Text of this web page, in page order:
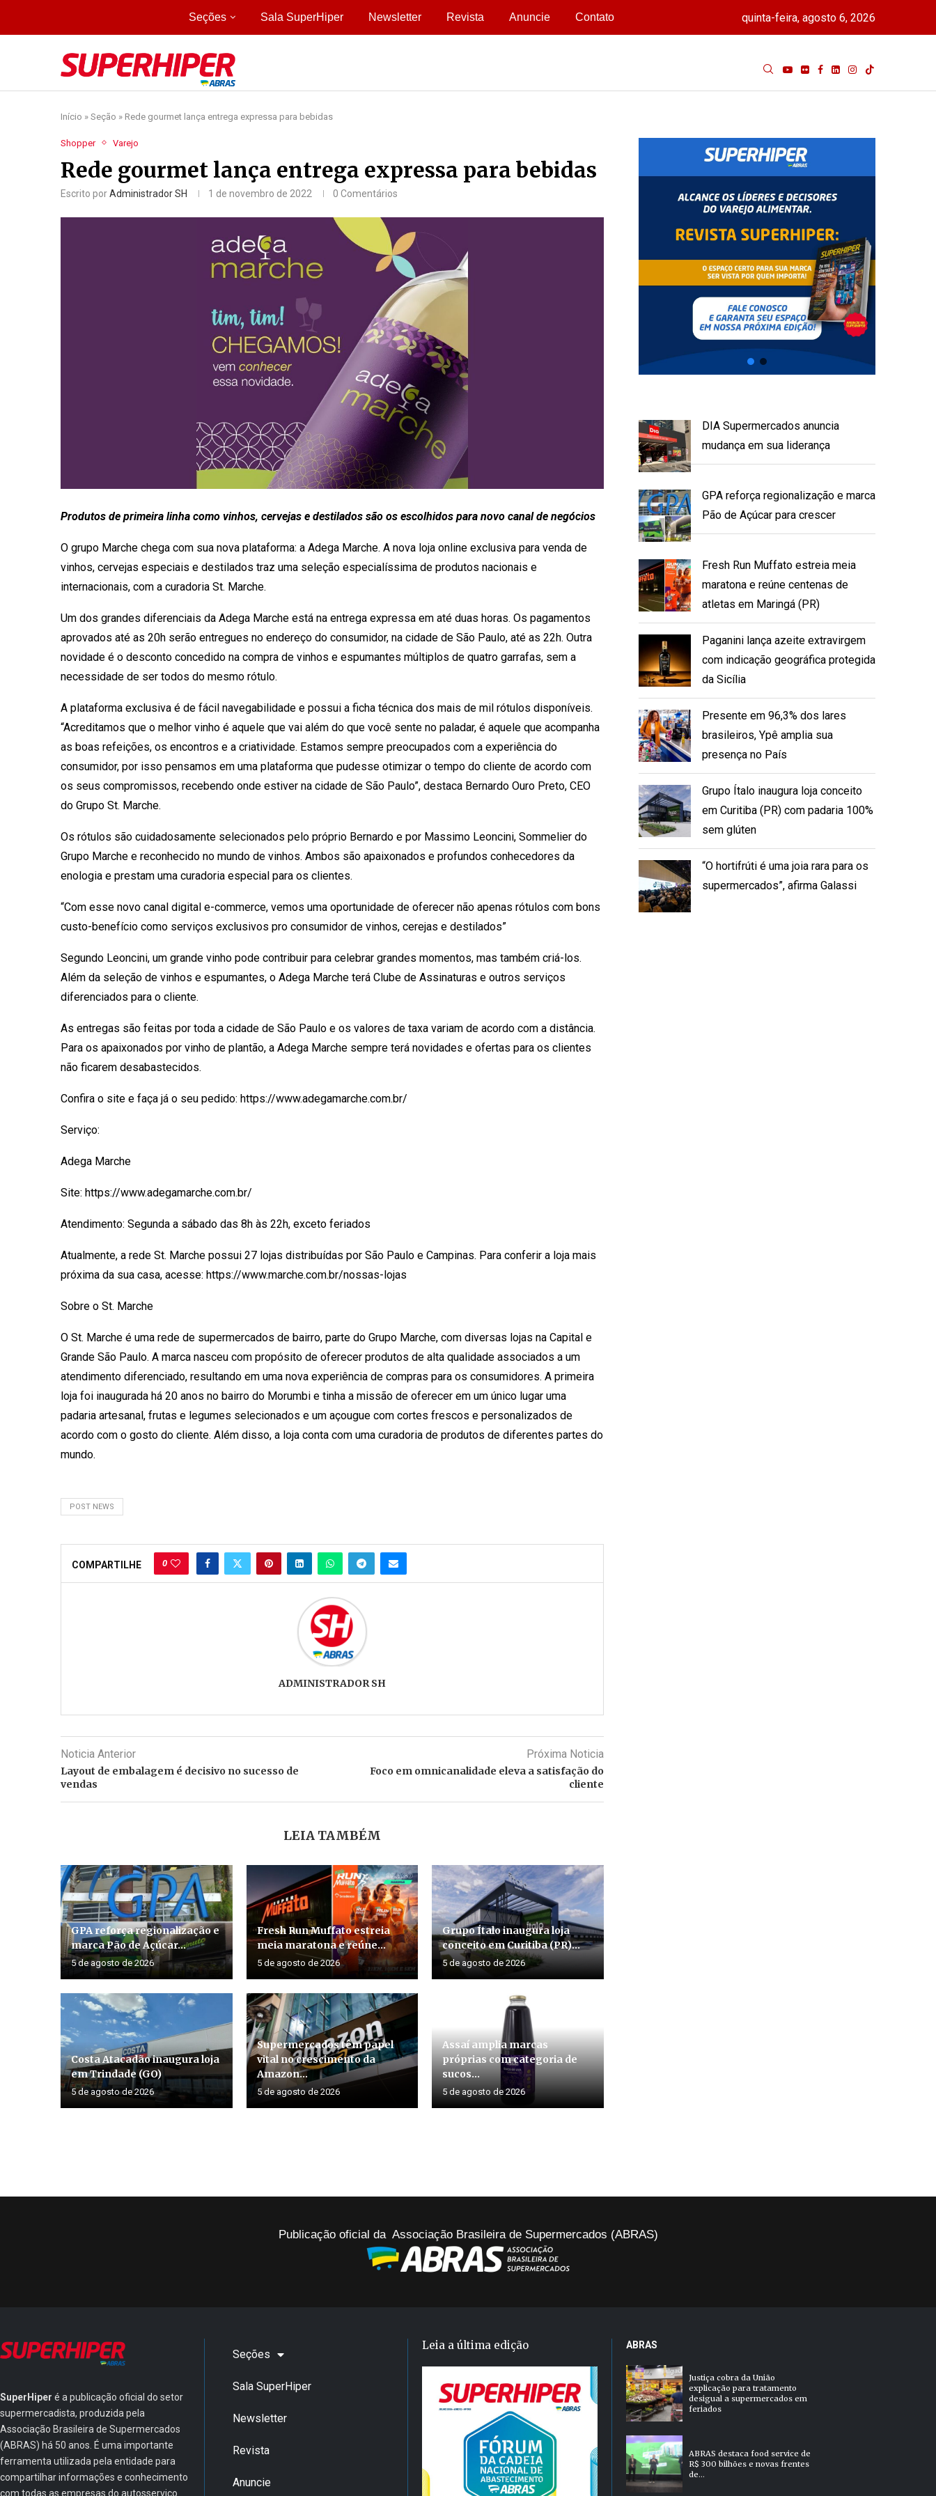
Seções Sala SuperHiper Newsletter Revista Anuncie Contato quinta-feira, agosto 6, 2026
Início » Seção » Rede gourmet lança entrega expressa para bebidas
Shopper Varejo
Rede gourmet lança entrega expressa para bebidas
Escrito porAdministrador SH 1 de novembro de 2022 0 Comentários
Produtos de primeira linha como vinhos, cervejas e destilados são os escolhidos para novo canal de negócios
O grupo Marche chega com sua nova plataforma: a Adega Marche. A nova loja online exclusiva para venda de
vinhos, cervejas especiais e destilados traz uma seleção especialíssima de produtos nacionais e
internacionais, com a curadoria St. Marche.
Um dos grandes diferenciais da Adega Marche está na entrega expressa em até duas horas. Os pagamentos
aprovados até as 20h serão entregues no endereço do consumidor, na cidade de São Paulo, até as 22h. Outra
novidade é o desconto concedido na compra de vinhos e espumantes múltiplos de quatro garrafas, sem a
necessidade de ser todos do mesmo rótulo.
A plataforma exclusiva é de fácil navegabilidade e possui a ficha técnica dos mais de mil rótulos disponíveis.
“Acreditamos que o melhor vinho é aquele que vai além do que você sente no paladar, é aquele que acompanha
as boas refeições, os encontros e a criatividade. Estamos sempre preocupados com a experiência do
consumidor, por isso pensamos em uma plataforma que pudesse otimizar o tempo do cliente de acordo com
os seus compromissos, recebendo onde estiver na cidade de São Paulo”, destaca Bernardo Ouro Preto, CEO
do Grupo St. Marche.
Os rótulos são cuidadosamente selecionados pelo próprio Bernardo e por Massimo Leoncini, Sommelier do
Grupo Marche e reconhecido no mundo de vinhos. Ambos são apaixonados e profundos conhecedores da
enologia e prestam uma curadoria especial para os clientes.
“Com esse novo canal digital e-commerce, vemos uma oportunidade de oferecer não apenas rótulos com bons
custo-benefício como serviços exclusivos pro consumidor de vinhos, cerejas e destilados”
Segundo Leoncini, um grande vinho pode contribuir para celebrar grandes momentos, mas também criá-los.
Além da seleção de vinhos e espumantes, o Adega Marche terá Clube de Assinaturas e outros serviços
diferenciados para o cliente.
As entregas são feitas por toda a cidade de São Paulo e os valores de taxa variam de acordo com a distância.
Para os apaixonados por vinho de plantão, a Adega Marche sempre terá novidades e ofertas para os clientes
não ficarem desabastecidos.
Confira o site e faça já o seu pedido: https://www.adegamarche.com.br/
Serviço:
Adega Marche
Site: https://www.adegamarche.com.br/
Atendimento: Segunda a sábado das 8h às 22h, exceto feriados
Atualmente, a rede St. Marche possui 27 lojas distribuídas por São Paulo e Campinas. Para conferir a loja mais
próxima da sua casa, acesse: https://www.marche.com.br/nossas-lojas
Sobre o St. Marche
O St. Marche é uma rede de supermercados de bairro, parte do Grupo Marche, com diversas lojas na Capital e
Grande São Paulo. A marca nasceu com propósito de oferecer produtos de alta qualidade associados a um
atendimento diferenciado, resultando em uma nova experiência de compras para os consumidores. A primeira
loja foi inaugurada há 20 anos no bairro do Morumbi e tinha a missão de oferecer em um único lugar uma
padaria artesanal, frutas e legumes selecionados e um açougue com cortes frescos e personalizados de
acordo com o gosto do cliente. Além disso, a loja conta com uma curadoria de produtos de diferentes partes do
mundo.
POST NEWS
COMPARTILHE 0
ADMINISTRADOR SH
Noticia Anterior
Layout de embalagem é decisivo no sucesso de
vendas
Próxima Noticia
Foco em omnicanalidade eleva a satisfação do
cliente
LEIA TAMBÉM
GPA reforça regionalização e
marca Pão de Açúcar...
5 de agosto de 2026
Fresh Run Muffato estreia
meia maratona e reúne...
5 de agosto de 2026
Grupo Ítalo inaugura loja
conceito em Curitiba (PR)...
5 de agosto de 2026
Costa Atacadão inaugura loja
em Trindade (GO)
5 de agosto de 2026
Supermercados têm papel
vital no crescimento da
Amazon...
5 de agosto de 2026
Assaí amplia marcas
próprias com categoria de
sucos...
5 de agosto de 2026
DIA Supermercados anuncia
mudança em sua liderança
GPA reforça regionalização e marca
Pão de Açúcar para crescer
Fresh Run Muffato estreia meia
maratona e reúne centenas de
atletas em Maringá (PR)
Paganini lança azeite extravirgem
com indicação geográfica protegida
da Sicília
Presente em 96,3% dos lares
brasileiros, Ypê amplia sua
presença no País
Grupo Ítalo inaugura loja conceito
em Curitiba (PR) com padaria 100%
sem glúten
“O hortifrúti é uma joia rara para os
supermercados”, afirma Galassi
Publicação oficial da Associação Brasileira de Supermercados (ABRAS)
SuperHiper é a publicação oficial do setor
supermercadista, produzida pela
Associação Brasileira de Supermercados
(ABRAS) há 50 anos. É uma importante
ferramenta utilizada pela entidade para
compartilhar informações e conhecimento
com todas as empresas do autosserviço
Seções
Sala SuperHiper
Newsletter
Revista
Anuncie
Leia a última edição ABRAS
Justiça cobra da União
explicação para tratamento
desigual a supermercados em
feriados
ABRAS destaca food service de
R$ 300 bilhões e novas frentes
de...